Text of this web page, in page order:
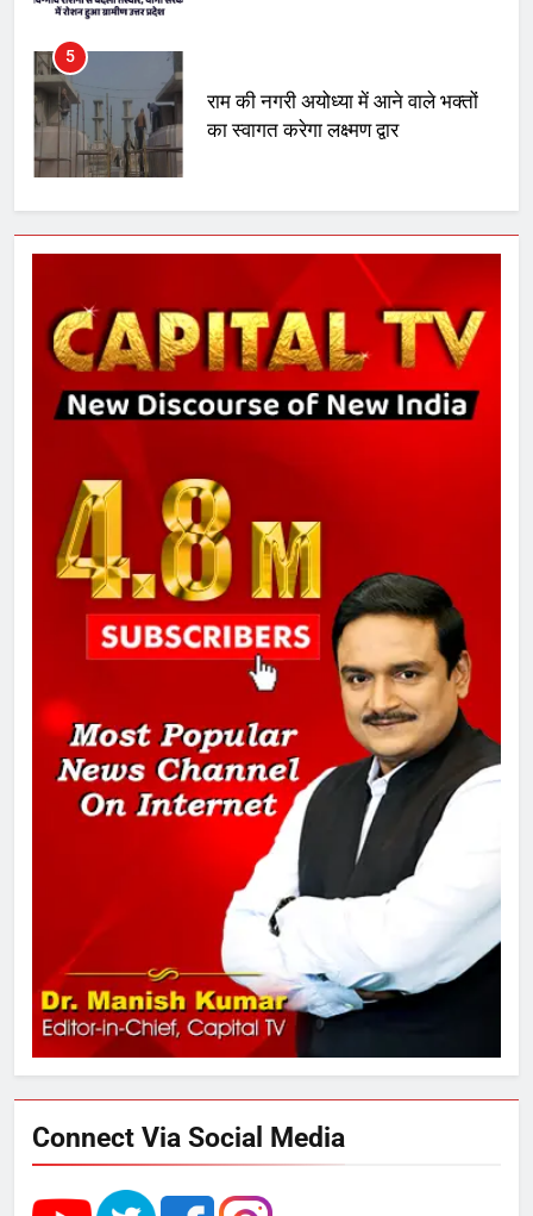
5
राम की नगरी अयोध्या में आने वाले भक्तों
का स्वागत करेगा लक्ष्मण द्वार
6
उत्तर प्रदेश में गांवों में बढ़ेंगी सुविधाएं: 67%
बढ़ा पंचायतों का बजट
7
8
चुनाव से पहले लालू परिवार पर बड़ा झटका,
दिल्ली कोर्ट ने IRCTC घोटाले में आरोप
तय किए
SRN अस्पताल का नाम अमर शहीद ठाकुर
रोशन सिंह के नाम पर करने की मांग तेज
अमर शहीद ठाकुर रोशन सिंह के नाम पर
स्वरूप रानी नेहरू चिकित्सालय का
नामकरण करने की मांग को लेकर
अनिश्चितकालीन धरना शुरू
3
289 एकड़ भूमि पर विकसित होगा कार्बन-
फ्री डेटा सेंटर, हजारों उच्च-कुशल
रोजगार सृजन की संभावना
UP में ग्रामीण बिजली आपूर्ति से कृषि,
Connect Via Social Media